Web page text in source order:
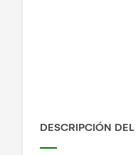
DESCRIPCIÓN